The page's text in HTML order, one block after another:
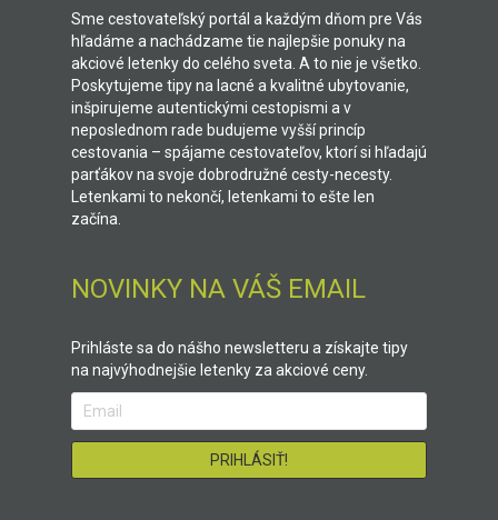
Sme cestovateľský portál a každým dňom pre Vás
hľadáme a nachádzame tie najlepšie ponuky na
akciové letenky do celého sveta. A to nie je všetko.
Poskytujeme tipy na lacné a kvalitné ubytovanie,
inšpirujeme autentickými cestopismi a v
neposlednom rade budujeme vyšší princíp
cestovania – spájame cestovateľov, ktorí si hľadajú
parťákov na svoje dobrodružné cesty-necesty.
Letenkami to nekončí, letenkami to ešte len
začína.
NOVINKY NA VÁŠ EMAIL
Prihláste sa do nášho newsletteru a získajte tipy
na najvýhodnejšie letenky za akciové ceny.